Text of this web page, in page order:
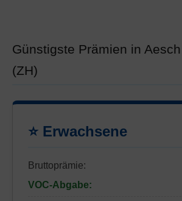
Günstigste Prämien in
(ZH)
⭐ Erwachsene
Bruttoprämie:
VOC-Abgabe: